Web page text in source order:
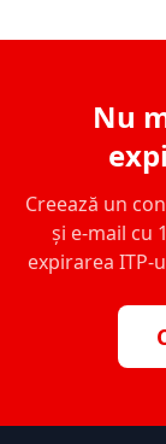
Nu
Creează un
și e-mail cu
expirarea ITP-